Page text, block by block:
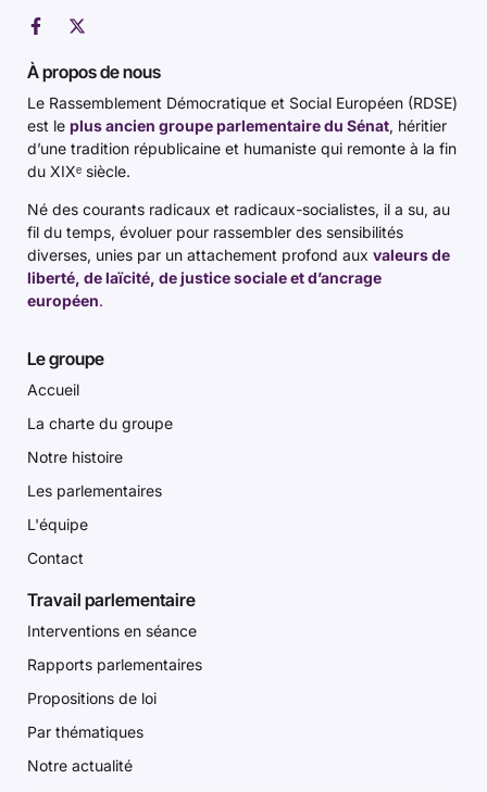
À propos de nous
Le Rassemblement Démocratique et Social Européen (RDSE)
est le plus ancien groupe parlementaire du Sénat, héritier
d’une tradition républicaine et humaniste qui remonte à la fin
du XIXᵉ siècle.
Né des courants radicaux et radicaux-socialistes, il a su, au
fil du temps, évoluer pour rassembler des sensibilités
diverses, unies par un attachement profond aux valeurs de
liberté, de laïcité, de justice sociale et d’ancrage
européen.
Le groupe
Accueil
La charte du groupe
Notre histoire
Les parlementaires
L'équipe
Contact
Travail parlementaire
Interventions en séance
Rapports parlementaires
Propositions de loi
Par thématiques
Notre actualité